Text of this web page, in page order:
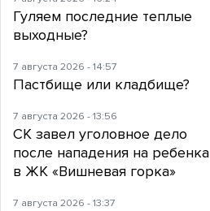
Гуляем последние теплые
выходные?
7 августа 2026 - 14:57
Пастбище или кладбище?
7 августа 2026 - 13:56
СК завел уголовное дело
после нападения на ребенка
в ЖК «Вишневая горка»
7 августа 2026 - 13:37